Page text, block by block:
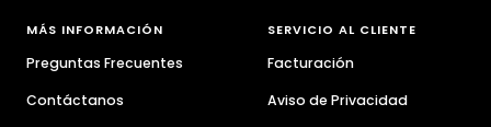
MÁS INFORMACIÓN
Preguntas Frecuentes
Contáctanos
SERVICIO AL CLIENTE
Facturación
Aviso de Privacidad